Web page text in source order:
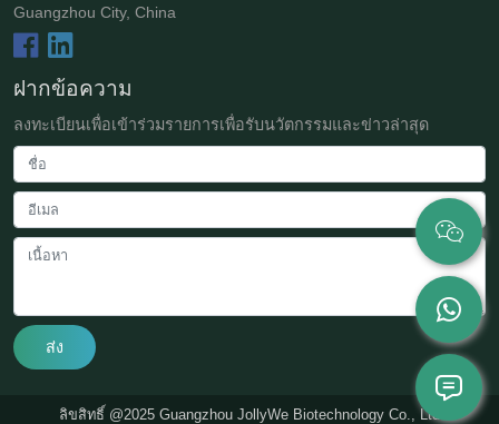
Guangzhou City, China
ฝากข้อความ
ลงทะเบียนเพื่อเข้าร่วมรายการเพื่อรับนวัตกรรมและข่าวล่าสุด
ส่ง
ลิขสิทธิ์ @2025 Guangzhou JollyWe Biotechnology Co., Ltd